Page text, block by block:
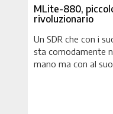
MLite-880,
rivoluzionario
Un SDR che con i
sta comodamente
mano ma con al